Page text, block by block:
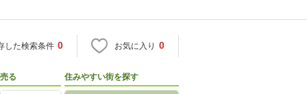
した検索条件 0 お気に入り 0
売る 住みやすい街を探す